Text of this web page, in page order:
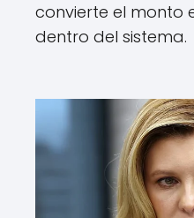
convierte el monto
dentro del sistema.